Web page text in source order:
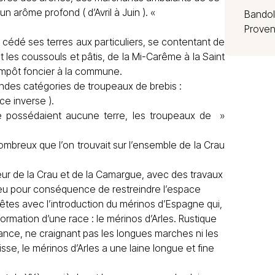
arôme profond ( d’Avril à Juin ). «
cédé ses terres aux particuliers, se contentant de
les coussouls et pâtis, de la Mi-Carême à la Saint
foncier à la commune.
catégories de troupeaux de brebis :
inverse ).
possédaient aucune terre, les troupeaux de »
que l’on trouvait sur l’ensemble de la Crau
de la Crau et de la Camargue, avec des travaux
pour conséquence de restreindre l’espace
avec l’introduction du mérinos d’Espagne qui,
d’une race : le mérinos d’Arles. Rustique
ne craignant pas les longues marches ni les
le mérinos d’Arles a une laine longue et fine